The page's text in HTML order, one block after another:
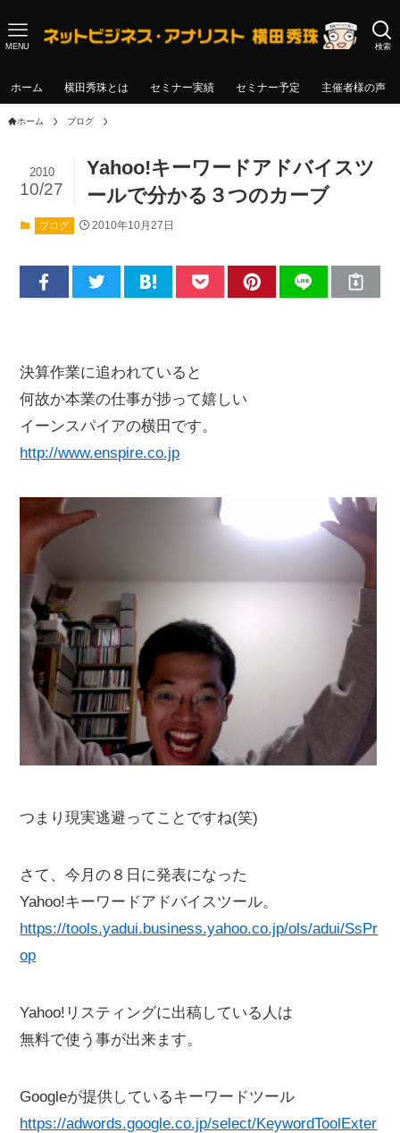
検索
MENU
ホーム 横田秀珠とは セミナー実績 セミナー予定 主催者様の声
ホーム ブログ
Yahoo!キーワードアドバイスツ
ールで分かる３つのカーブ
2010
10/27
ブログ 2010年10月27日
決算作業に追われていると
何故か本業の仕事が捗って嬉しい
イーンスパイアの横田です。
http://www.enspire.co.jp
つまり現実逃避ってことですね(笑)
さて、今月の８日に発表になった
Yahoo!キーワードアドバイスツール。
https://tools.yadui.business.yahoo.co.jp/ols/adui/SsPr
op
Yahoo!リスティングに出稿している人は
無料で使う事が出来ます。
Googleが提供しているキーワードツール
https://adwords.google.co.jp/select/KeywordToolExter